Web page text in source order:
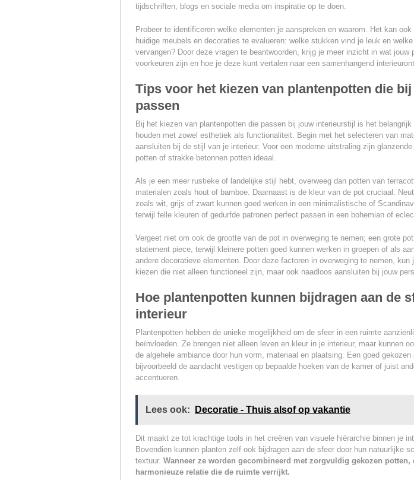
tijdschriften, blogs en sociale media om inspiratie op te doen.
Probeer te identificeren welke elementen je aanspreken en waarom. Het kan
huidige meubels en decoraties te evalueren: welke stukken vind je leuk en
vervangen? Door deze vragen te beantwoorden, krijg je meer inzicht in wat jouw
voorkeuren zijn en hoe je deze kunt vertalen naar een samenhangend
Tips voor het kiezen van plantenpotten die
passen
Bij het kiezen van plantenpotten die passen bij jouw interieurstijl is het
houden met zowel esthetiek als functionaliteit. Begin met het selecteren van
aansluiten bij de stijl van je interieur. Voor een moderne uitstraling zijn
potten of strakke betonnen potten ideaal.
Als je een meer rustieke of landelijke stijl hebt, overweeg dan potten van
materialen zoals hout of bamboe. Daarnaast is de kleur van de pot cruciaal.
zoals wit, grijs of zwart kunnen goed werken in een minimalistische of
terwijl felle kleuren of gedurfde patronen perfect passen in een bohemian of
Vergeet niet om ook de grootte van de pot in overweging te nemen; een grote
statement piece, terwijl kleinere potten goed kunnen werken in groepen of als
andere decoratieve elementen. Door deze factoren in overweging te nemen, kun
kiezen die niet alleen functioneel zijn, maar ook naadloos aansluiten bij jouw
Hoe plantenpotten kunnen bijdragen aan de
interieur
Plantenpotten hebben de unieke mogelijkheid om de sfeer in een ruimte
beïnvloeden. Ze brengen niet alleen leven en kleur in je interieur, maar kunnen
de algehele ambiance door hun vorm, materiaal en plaatsing. Een goed gekozen
bijvoorbeeld de aandacht vestigen op bepaalde hoeken van de kamer of juist
accentueren.
Lees ook: Decoratie - Thuis alsof op vakantie
Dit maakt ze tot krachtige tools in het creëren van visuele hiërarchie binnen je
Bovendien kunnen planten zelf ook bijdragen aan de sfeer door hun natuurlijke
textuur. Wanneer ze worden gecombineerd met zorgvuldig gekozen potten,
harmonieuze relatie die de ruimte verrijkt.